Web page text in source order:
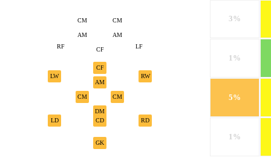
RF CF
CM CM
AM
LF
AM
GK
CD
LD RD
DM
CM CM
LW
AM
RW
CF
3%
1%
5%
1%